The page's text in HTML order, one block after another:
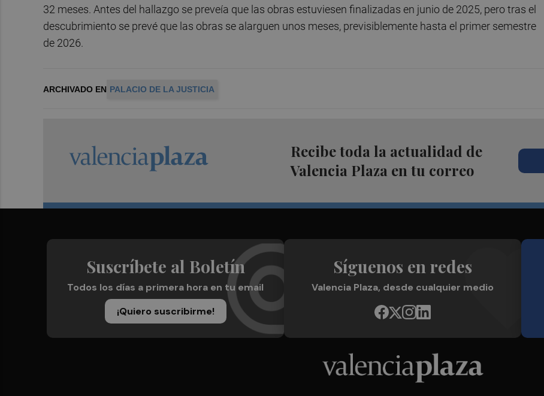
32 meses. Antes del hallazgo se preveía que las obras estuviesen finalizadas en junio de 2025, pero tras el
descubrimiento se prevé que las obras se alarguen unos meses, previsiblemente hasta el primer semestre
de 2026.
ARCHIVADO EN PALACIO DE LA JUSTICIA
Recibe toda la actualidad de
Valencia Plaza en tu correo
Suscríbete al Boletín
Todos los días a primera hora en tu email
¡Quiero suscribirme!
Síguenos en redes
Valencia Plaza, desde cualquier medio